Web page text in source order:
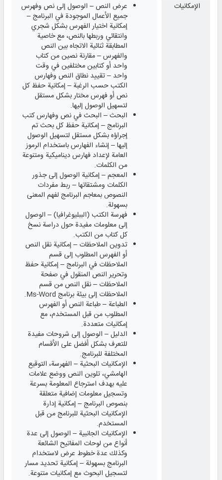
الإمكانيات
عرض النص – الوصول إلى نص وفهرس
جميع الأعمال الموجودة في البرنامج –
إمكانية اختيار الفهرس بشكل شجري
وانتقائي وربطها بالنص، مع خاصية
المطابقة ثنائية الاتجاه بين النص
والفهرس – مقارنة نصين من كتاب
واحد أو كتابين مختلفين في وقت
واحد – تقييد نطاق النص وفهارس
الكتب حسب الرغبة – إمكانية حفظ كل
نص أو فهرس مختار بشكل مستقل
لتسهيل الوصول إليها.
البحث – البحث في نص وفهارس كتب
البرنامج – إمكانية حفظ كل بحث تم
إجراؤه بشكل مستقل لتسهيل الوصول
إليها – إنشاء الفهارس باستخدام الرموز
العامة لإعداد فهارس ديناميكية ومتنوعة
من الكلمات.
المعجم – إمكانية الوصول إلى جذور
الكلمات ومشتقاتها – ربط مفردات
النصوص بمعاجم البرنامج لفهم المعنى
بسهولة.
فهرسة الكتب (الببليوغرافيا) – الوصول
إلى معلومات مفيدة حول دراسة نسخ
كل كتاب من الكتب.
تدوين الملاحظات – إمكانية نقل النص
أو الفهرس المطلوب إلى قسم
الملاحظات في البرنامج – إمكانية حفظ
وتحرير النص المنقول في صفحة
الملاحظات – نقل النص من قسم
الملاحظات إلى بيئة برنامج Ms-Word.
الطباعة – طباعة النص أو الفهرس
المطلوب من قبل المستخدم، مع
إمكانيات متعددة.
الدليل – الوصول إلى شروحات مفيدة
للتعرف بشكل أفضل على الأقسام
المختلفة للبرنامج.
الإمكانيات البحثية – الفهرسة، التوقيع
الهامشي، تلوين النص ووضع علامات
عليه بهدف استرجاع المعلومة بسرعة
وتسجيل معلومات إضافية متعلقة
بنصوص البرنامج – إمكانية إدارة
الإمكانيات البحثية للبرنامج من قبل
المستخدم.
الإمكانيات الجانبية – الوصول إلى عدة
أنواع من لوحات المفاتيح الشائعة
وكذلك عدة خطوط عرض لاستخدام
البرنامج بسهولة – إمكانية تحديد مسار
لتسجيل البحوث مع إمكانيات متنوعة.